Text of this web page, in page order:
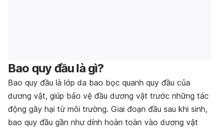
Bao quy đầu là gì?
Bao quy đầu là lớp da bao bọc quanh quy đầu của
dương vật, giúp bảo vệ đầu dương vật trước những tác
động gây hại từ môi trường. Giai đoạn đầu sau khi sinh,
bao quy đầu gần như dính hoàn toàn vào dương vật